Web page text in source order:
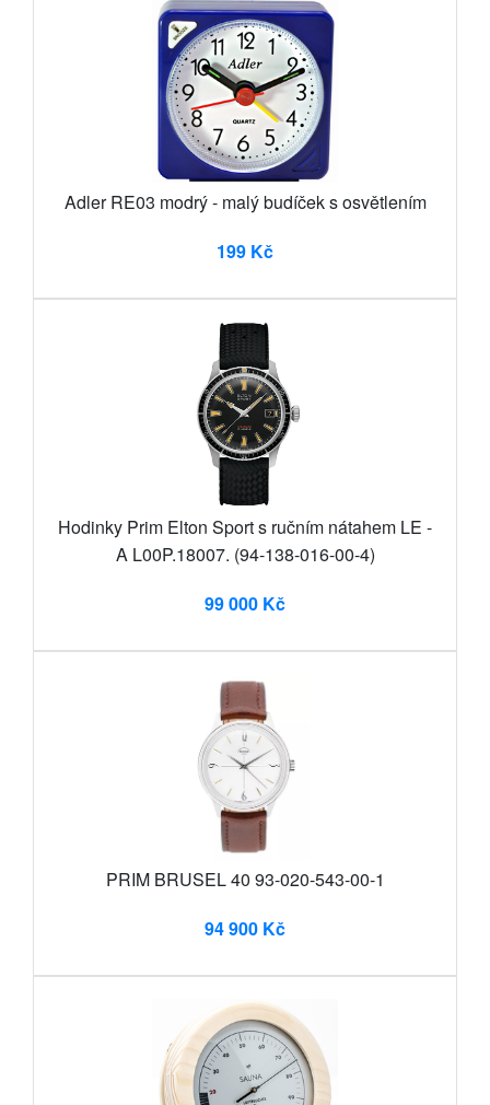
Adler RE03 modrý - malý budíček s osvětlením
199 Kč
Hodinky Prim Elton Sport s ručním nátahem LE -
A L00P.18007. (94-138-016-00-4)
99 000 Kč
PRIM BRUSEL 40 93-020-543-00-1
94 900 Kč